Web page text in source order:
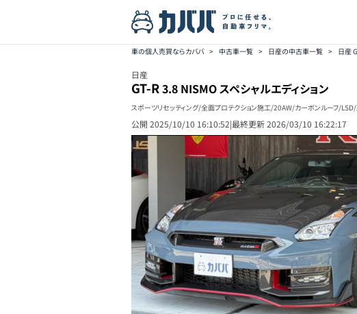
車の個人売買ならカババ > 中古車一覧 > 日産の中古車一覧 > 日産
日産
GT-R3.8 NISMO スペシャルエディション
スポーツリセッティング/全面プロテクション施工/20AW/カーボンルーフ/
公開 2025/10/10 16:10:52|最終更新2026/03/10 16:22:17